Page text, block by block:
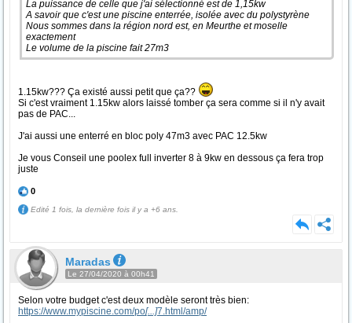
La puissance de celle que j'ai sélectionné est de 1,15kw
A savoir que c'est une piscine enterrée, isolée avec du polystyrène
Nous sommes dans la région nord est, en Meurthe et moselle
exactement
Le volume de la piscine fait 27m3
1.15kw??? Ça existé aussi petit que ça??
Si c'est vraiment 1.15kw alors laissé tomber ça sera comme si il n'y avait
pas de PAC...
J'ai aussi une enterré en bloc poly 47m3 avec PAC 12.5kw
Je vous Conseil une poolex full inverter 8 à 9kw en dessous ça fera trop
juste
0
Edité 1 fois, la dernière fois il y a +6 ans.
Maradas
Le 27/04/2020 à 00h41
Selon votre budget c'est deux modèle seront très bien:
https://www.mypiscine.com/po[...]7.html/amp/